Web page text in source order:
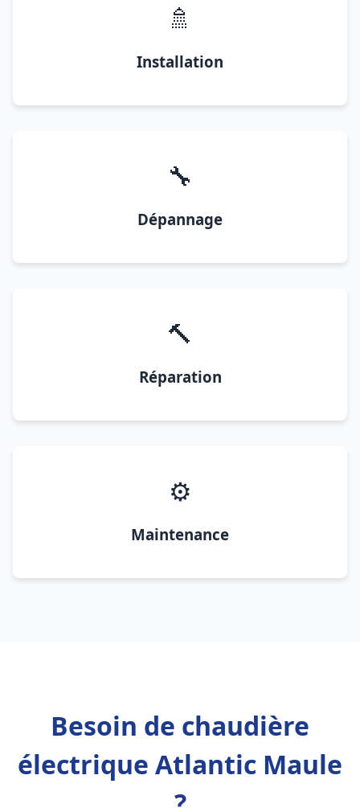
🚿
Installation
🔧
Dépannage
🔨
Réparation
⚙️
Maintenance
Besoin de chaudière
électrique Atlantic Maule